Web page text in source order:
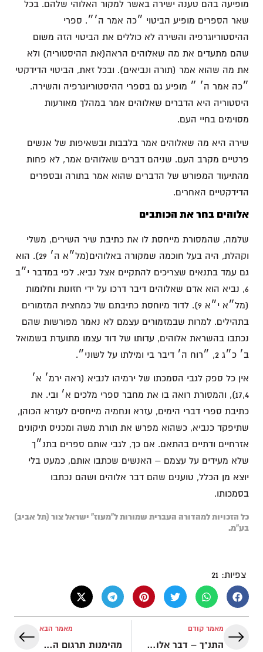
מופיעה בהם טענה ישירה באשר למקור האלוהי שלהם. בכל
שאר הספרים מופיע הביטוי ״כה אמר ה׳״. ספרי
ההיסטוריוגרפיה והשירה לא כוללים את הביטוי הזה משום
שהם מתעדים את מה שאלוהים הראה(את ההיסטוריה) ולא
את מה שהוא אמר (תורה ונביאים). ובכל זאת, הביטוי הדידקטי
״כה אמר ה׳ ״ מופיע גם בספרי ההיסטוריוגרפיה והשירה.
היסטוריה היא הדברים שאלוהים אמר במהלך מאורעות
מסוימים בחיי העם.
שירה היא מה שאלוהים אמר בלבבות ובשאיפות של אנשים
פרטיים מקרב העם. שניהם דברים שאלוהים אמר, לא פחות
מהתיעוד המפורש של הדברים שהוא אמר בתורה ובספרים
הדידקטיים האחרים.
אלוהים בחר את הכותבים
שלמה, שהמסורת מייחסת לו את כתיבת שיר השירים, משלי
וקהלת, היה בעל חוכמה שמקורה באלוהים(מל״א ה׳ 29). הוא
גם עמד בתנאים שצריכים להתקיים אצל נביא. לפי במדבר י״ב
6, נביא הוא אדם שאלוהים דיבר דרכו על ידי חזונות וחלומות
(מל״א י״א 9). לדוד מיוחסת כתיבתם של כמחצית המזמורים
בתהילים. למרות שבמזמורים עצמם לא נאמר מפורשות שהם
נכתבו בהשראת אלוהים, עדותו של דוד עצמו מתועדת בשמואל
ב׳ כ״ג 2, ״רוח ה׳ דיבר בי ומילתו על לשוני״.
אין כל ספק לגבי הסמכתו של ירמיהו לנביא (ראה ירמ׳ א׳
17,4), והמסורת רואה בו את מחבר ספרי מלכים א׳ ובי. את
כתיבת ספרי דברי הימים, עזרא ונחמיה מייחסים לעזרא הכוהן,
שתיפקד כנביא, כשהוא מפרש את תורת משה ומכניס תיקונים
אזרחיים ודתיים בהתאם. אם כך, לגבי אותם ספרים בתנ״ך
שלא מעידים על עצמם – האנשים שכתבו אותם, כמעט בלי
יוצא מן הכלל, טוענים שהם דבר אלוהים ושהם נכתבו
בסמכותו.
כל הזכויות למהדורה העברית שמורות ל"מעוז" ישראל צור (תל אביב)
בע"מ.
צפיות: 21
מאמר קודם
התנ"ך – דבר אלוהים?
מאמר הבא
מהימנות תרגום השבעים (הספטואגינטה)